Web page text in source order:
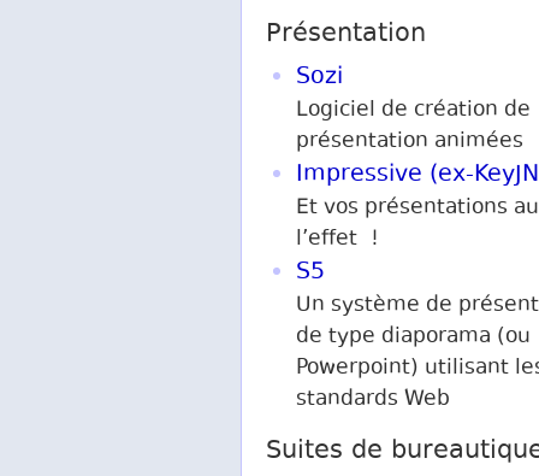
Présentation
Sozi
Logiciel de création de
présentation animées
Impressive (ex-
Et vos présentations
l’effet !
S5
Un système de
de type diaporama (ou
Powerpoint) utilisant
standards Web
Suites de